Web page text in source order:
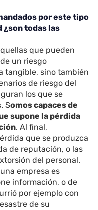
por este tipo
¿son todas las
que pueden
un riesgo
tangible, sino también
de riesgo del
los que se
Somos capaces de
supone la pérdida
. Al final,
que se produzca
de reputación, o las
del personal.
empresa es
información, o de
por ejemplo con
de su